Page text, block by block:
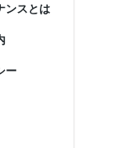
ンスとは
ー